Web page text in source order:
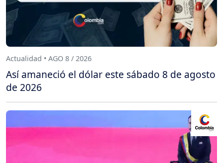
Actualidad • AGO 8 / 2026
Así amaneció el dólar este sábado 8 de agosto
de 2026